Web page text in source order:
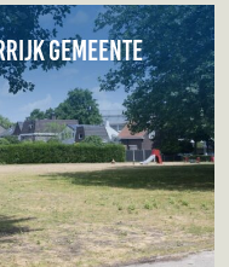
gemeente